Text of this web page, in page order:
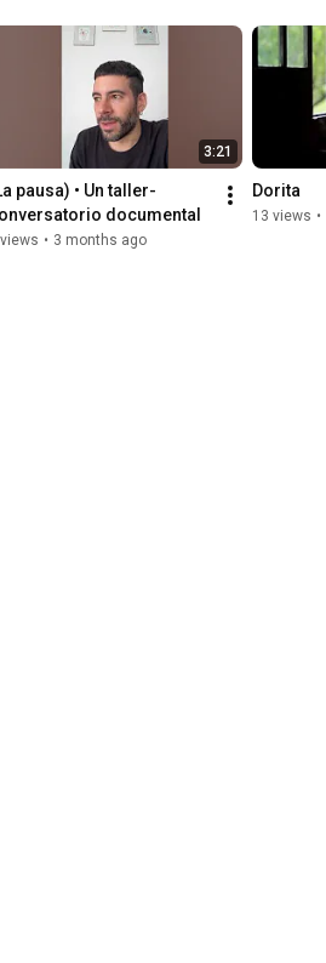
3:21
pausa) • Un taller-
documental
• 3 months ago
Dorita
13 views •